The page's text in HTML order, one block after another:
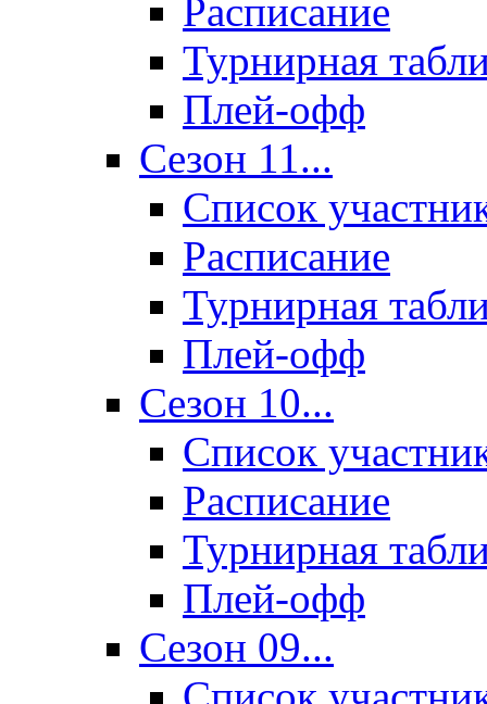
Расписание
Турнирная
Плей-офф
Сезон 11...
Список
Расписание
Турнирная
Плей-офф
Сезон 10...
Список
Расписание
Турнирная
Плей-офф
Сезон 09...